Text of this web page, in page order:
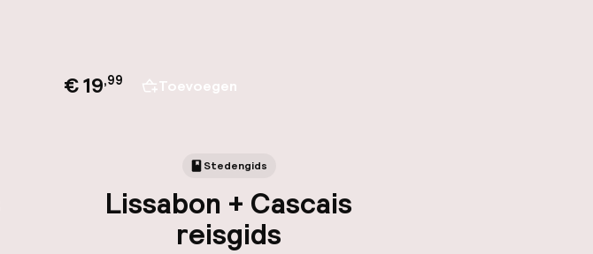
€ 19,99 Toevoegen
Stedengids
Lissabon + Cascais
reisgids